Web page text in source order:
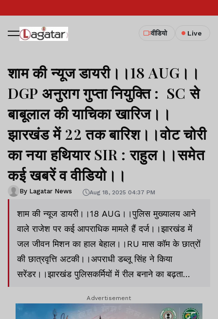
वीडियो Live
शाम की न्यूज डायरी।।18 AUG।।
DGP अनुराग गुप्ता नियुक्ति : SC से
बाबूलाल की याचिका खारिज।।
झारखंड में 22 तक बारिश।।वोट चोरी
का नया हथियार SIR : राहुल।।समेत
कई खबरें व वीडियो।।
By Lagatar News Aug 18, 2025 04:37 PM
शाम की न्यूज डायरी।।18 AUG।।पुलिस मुख्यालय आने
वाले राजेश पर कई आपराधिक मामले हैं दर्ज।।झारखंड में
जल जीवन मिशन का हाल बेहाल।।RU मास कॉम के छात्रों
की छात्रवृत्ति अटकी।।अपराधी डब्लू सिंह ने किया
सरेंडर।।झारखंड पुलिसकर्मियों में रील बनाने का बढ़ता
में 23 तक भारी बारिश का अनुमान।।चीन मंत्री के भारत
Advertisement